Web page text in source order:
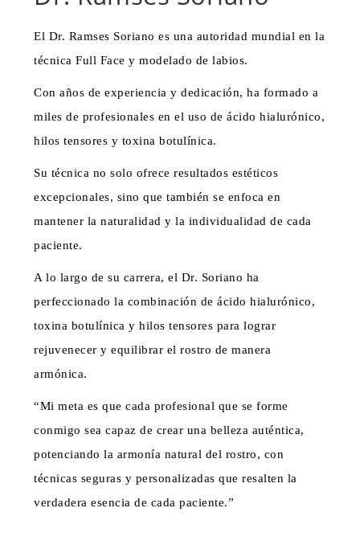
El Dr. Ramses Soriano es una autoridad mundial en la
técnica Full Face y modelado de labios.
Con años de experiencia y dedicación, ha formado a
miles de profesionales en el uso de ácido hialurónico,
hilos tensores y toxina botulínica.
Su técnica no solo ofrece resultados estéticos
excepcionales, sino que también se enfoca en
mantener la naturalidad y la individualidad de cada
paciente.
A lo largo de su carrera, el Dr. Soriano ha
perfeccionado la combinación de ácido hialurónico,
toxina botulínica y hilos tensores para lograr
rejuvenecer y equilibrar el rostro de manera
armónica.
“Mi meta es que cada profesional que se forme
conmigo sea capaz de crear una belleza auténtica,
potenciando la armonía natural del rostro, con
técnicas seguras y personalizadas que resalten la
verdadera esencia de cada paciente.”